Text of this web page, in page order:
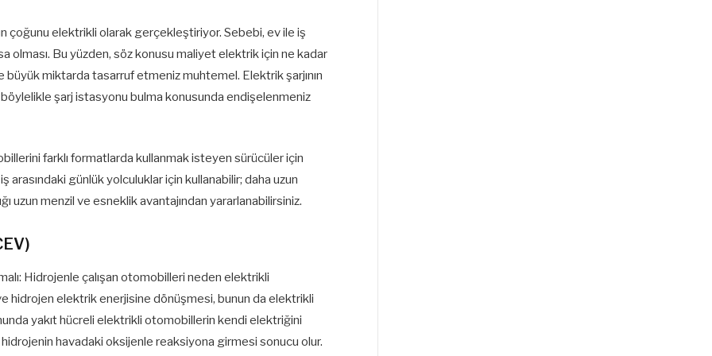
çoğunu elektrikli olarak gerçekleştiriyor. Sebebi, ev ile iş
olması. Bu yüzden, söz konusu maliyet elektrik için ne kadar
miktarda tasarruf etmeniz muhtemel. Elektrik şarjının
şarj istasyonu bulma konusunda endişelenmeniz
farklı formatlarda kullanmak isteyen sürücüler için
günlük yolculuklar için kullanabilir; daha uzun
uzun menzil ve esneklik avantajından yararlanabilirsiniz.
Hidrojenle çalışan otomobilleri neden elektrikli
hidrojen elektrik enerjisine dönüşmesi, bunun da elektrikli
yakıt hücreli elektrikli otomobillerin kendi elektriğini
havadaki oksijenle reaksiyona girmesi sonucu olur.